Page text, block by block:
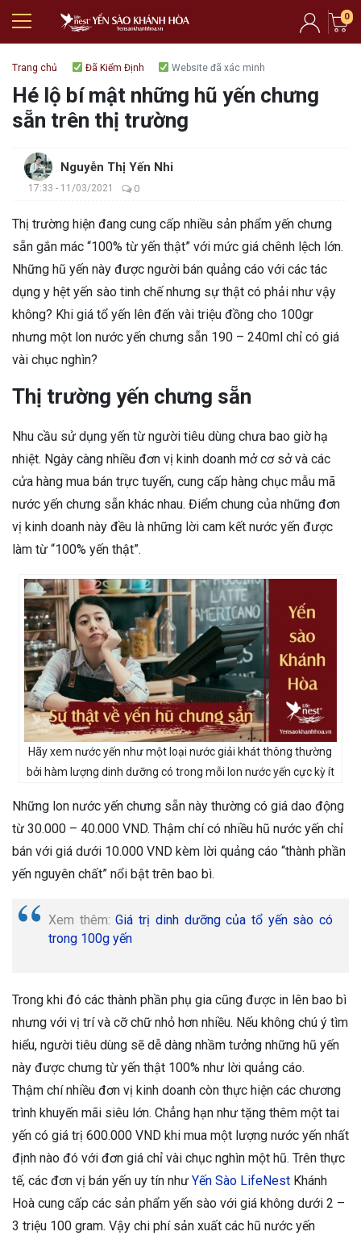
0
Trang chủ Đã Kiểm Định Website đã xác minh
Hé lộ bí mật những hũ yến chưng
sẵn trên thị trường
Nguyễn Thị Yến Nhi
17:33 - 11/03/2021 0
Thị trường hiện đang cung cấp nhiều sản phẩm yến chưng
sẵn gắn mác “100% từ yến thật” với mức giá chênh lệch lớn.
Những hũ yến này được người bán quảng cáo với các tác
dụng y hệt yến sào tinh chế nhưng sự thật có phải như vậy
không? Khi giá tổ yến lên đến vài triệu đồng cho 100gr
nhưng một lon nước yến chưng sẵn 190 – 240ml chỉ có giá
vài chục nghìn?
Thị trường yến chưng sẵn
Nhu cầu sử dụng yến từ người tiêu dùng chưa bao giờ hạ
nhiệt. Ngày càng nhiều đơn vị kinh doanh mở cơ sở và các
cửa hàng mua bán trực tuyến, cung cấp hàng chục mẫu mã
nước yến chưng sẵn khác nhau. Điểm chung của những đơn
vị kinh doanh này đều là những lời cam kết nước yến được
làm từ “100% yến thật”.
Hãy xem nước yến như một loại nước giải khát thông thường
bởi hàm lượng dinh dưỡng có trong mỗi lon nước yến cực kỳ ít
Những lon nước yến chưng sẵn này thường có giá dao động
từ 30.000 – 40.000 VND. Thậm chí có nhiều hũ nước yến chỉ
bán với giá dưới 10.000 VND kèm lời quảng cáo “thành phần
yến nguyên chất” nổi bật trên bao bì.
Xem thêm:Giá trị dinh dưỡng của tổ yến sào có
trong 100g yến
Trong khi đó các thành phần phụ gia cũng được in lên bao bì
nhưng với vị trí và cỡ chữ nhỏ hơn nhiều. Nếu không chú ý tìm
hiểu, người tiêu dùng sẽ dễ dàng nhầm tưởng những hũ yến
này được chưng từ yến thật 100% như lời quảng cáo.
Thậm chí nhiều đơn vị kinh doanh còn thực hiện các chương
trình khuyến mãi siêu lớn. Chẳng hạn như tặng thêm một tai
yến có giá trị 600.000 VND khi mua một lượng nước yến nhất
định nào đó với đơn giá chỉ vài chục nghìn một hũ. Trên thực
tế, các đơn vị bán yến uy tín như Yến Sào LifeNest Khánh
Hoà cung cấp các sản phẩm yến sào với giá không dưới 2 –
3 triệu 100 gram. Vậy chi phí sản xuất các hũ nước yến